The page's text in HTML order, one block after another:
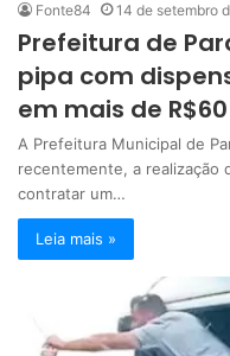
Fonte84 14 de setembro
Prefeitura de
pipa com
em mais de R$60
A Prefeitura Municipal de
recentemente, a realização
contratar um…
Leia mais »